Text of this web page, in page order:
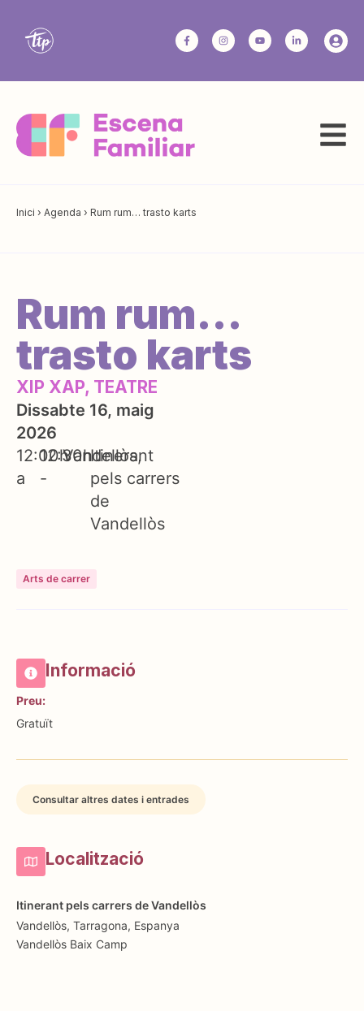
Inici › Agenda › Rum rum… trasto karts
Rum rum…
trasto karts
XIP XAP, TEATRE
Dissabte 16, maig
2026
12:00h
a
12:30h
-
Vandellòs
Itinerant
pels carrers
de
Vandellòs
Arts de carrer
Informació
Preu:
Gratuït
Consultar altres dates i entrades
Localització
Itinerant pels carrers de Vandellòs
Vandellòs, Tarragona, Espanya
Vandellòs Baix Camp